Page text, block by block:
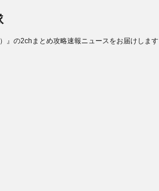
』の2chまとめ攻略速報ニュースをお届けします